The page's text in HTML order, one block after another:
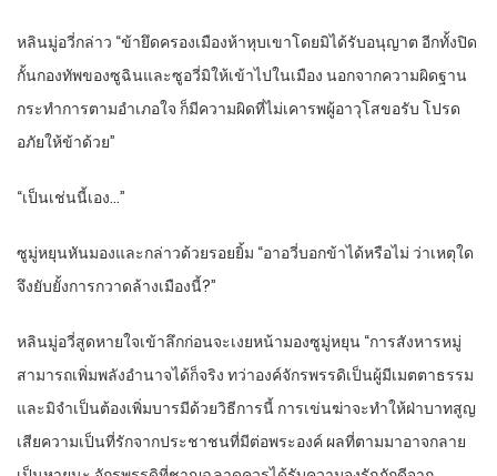
หลินมู่อวี่กล่าว “ข้ายึดครองเมืองห้าหุบเขาโดยมิได้รับอนุญาต อีกทั้งปิด
กั้นกองทัพของซูฉินและซูอวี่มิให้เข้าไปในเมือง นอกจากความผิดฐาน
กระทำการตามอำเภอใจ ก็มีความผิดที่ไม่เคารพผู้อาวุโสขอรับ โปรด
อภัยให้ข้าด้วย”
“เป็นเช่นนี้เอง…”
ซูมู่หยุนหันมองและกล่าวด้วยรอยยิ้ม “อาอวี่บอกข้าได้หรือไม่ ว่าเหตุใด
จึงยับยั้งการกวาดล้างเมืองนี้?”
หลินมู่อวี่สูดหายใจเข้าลึกก่อนจะเงยหน้ามองซูมู่หยุน “การสังหารหมู่
สามารถเพิ่มพลังอำนาจได้ก็จริง ทว่าองค์จักรพรรดิเป็นผู้มีเมตตาธรรม
และมิจำเป็นต้องเพิ่มบารมีด้วยวิธีการนี้ การเข่นฆ่าจะทำให้ฝ่าบาทสูญ
เสียความเป็นที่รักจากประชาชนที่มีต่อพระองค์ ผลที่ตามมาอาจกลาย